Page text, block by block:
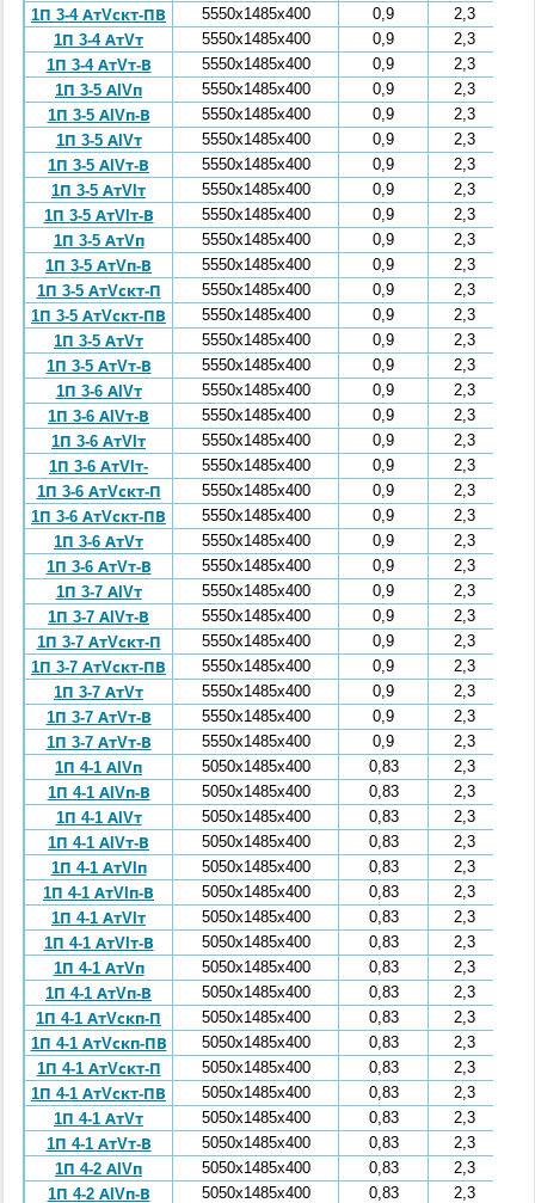
1П 3-4 АтVскт-ПВ
5550x1485x400 0,9
2,3
1П 3-4 АтVт
5550x1485x400 0,9
2,3
1П 3-4 АтVт-В
5550x1485x400 0,9
2,3
1П 3-5 АIVп
5550x1485x400 0,9
2,3
1П 3-5 АIVп-В
5550x1485x400 0,9
2,3
1П 3-5 АIVт
5550x1485x400 0,9
2,3
1П 3-5 АIVт-В
5550x1485x400 0,9
2,3
1П 3-5 АтVIт
5550x1485x400 0,9
2,3
1П 3-5 АтVIт-В
5550x1485x400 0,9
2,3
1П 3-5 АтVп
5550x1485x400 0,9
2,3
1П 3-5 АтVп-В
5550x1485x400 0,9
2,3
1П 3-5 АтVскт-П
5550x1485x400 0,9
2,3
1П 3-5 АтVскт-ПВ
5550x1485x400 0,9
2,3
1П 3-5 АтVт
5550x1485x400 0,9
2,3
1П 3-5 АтVт-В
5550x1485x400 0,9
2,3
1П 3-6 АIVт
5550x1485x400 0,9
2,3
1П 3-6 АIVт-В
5550x1485x400 0,9
2,3
1П 3-6 АтVIт
5550x1485x400 0,9
2,3
1П 3-6 АтVIт-
5550x1485x400 0,9
2,3
1П 3-6 АтVскт-П
5550x1485x400 0,9
2,3
1П 3-6 АтVскт-ПВ
5550x1485x400 0,9
2,3
1П 3-6 АтVт
5550x1485x400 0,9
2,3
1П 3-6 АтVт-В
5550x1485x400 0,9
2,3
1П 3-7 АIVт
5550x1485x400 0,9
2,3
1П 3-7 АIVт-В
5550x1485x400 0,9
2,3
1П 3-7 АтVскт-П
5550x1485x400 0,9
2,3
1П 3-7 АтVскт-ПВ
5550x1485x400 0,9
2,3
1П 3-7 АтVт
5550x1485x400 0,9
2,3
1П 3-7 АтVт-В
5550x1485x400 0,9
2,3
1П 3-7 АтVт-В
5550x1485x400 0,9
2,3
1П 4-1 АIVп
5050x1485x400 0,83
2,3
1П 4-1 АIVп-В
5050x1485x400 0,83
2,3
1П 4-1 АIVт
5050x1485x400 0,83
2,3
1П 4-1 АIVт-В
5050x1485x400 0,83
2,3
1П 4-1 АтVIп
5050x1485x400 0,83
2,3
1П 4-1 АтVIп-В
5050x1485x400 0,83
2,3
1П 4-1 АтVIт
5050x1485x400 0,83
2,3
1П 4-1 АтVIт-В
5050x1485x400 0,83
2,3
1П 4-1 АтVп
5050x1485x400 0,83
2,3
1П 4-1 АтVп-В
5050x1485x400 0,83
2,3
1П 4-1 АтVскп-П
5050x1485x400 0,83
2,3
1П 4-1 АтVскп-ПВ
5050x1485x400 0,83
2,3
1П 4-1 АтVскт-П
5050x1485x400 0,83
2,3
1П 4-1 АтVскт-ПВ
5050x1485x400 0,83
2,3
1П 4-1 АтVт
5050x1485x400 0,83
2,3
1П 4-1 АтVт-В
5050x1485x400 0,83
2,3
1П 4-2 АIVп
5050x1485x400 0,83
2,3
1П 4-2 АIVп-В
5050x1485x400 0,83 2,3